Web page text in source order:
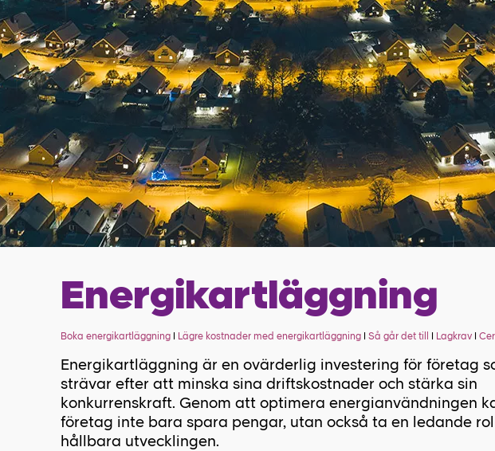
Energikartläggning
Boka energikartläggning Lägre kostnader med energikartläggning Så går det till Lagkrav
Energikartläggning är en ovärderlig investering för företag
strävar efter att minska sina driftskostnader och stärka sin
konkurrenskraft. Genom att optimera energianvändningen
företag inte bara spara pengar, utan också ta en ledande
hållbara utvecklingen.